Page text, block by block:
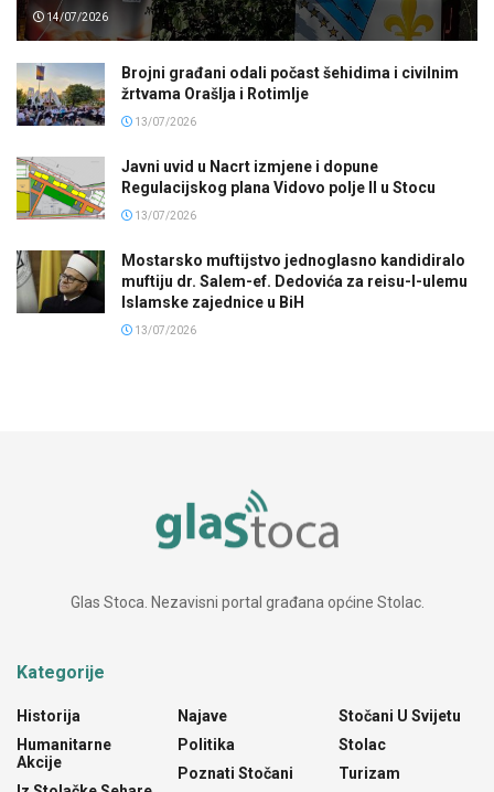
14/07/2026
Brojni građani odali počast šehidima i civilnim
žrtvama Orašlja i Rotimlje
13/07/2026
Javni uvid u Nacrt izmjene i dopune
Regulacijskog plana Vidovo polje II u Stocu
13/07/2026
Mostarsko muftijstvo jednoglasno kandidiralo
muftiju dr. Salem-ef. Dedovića za reisu-l-ulemu
Islamske zajednice u BiH
13/07/2026
Glas Stoca. Nezavisni portal građana općine Stolac.
Kategorije
Historija
Humanitarne
Akcije
Najave
Politika
Poznati Stočani
Stočani U Svijetu
Stolac
Turizam